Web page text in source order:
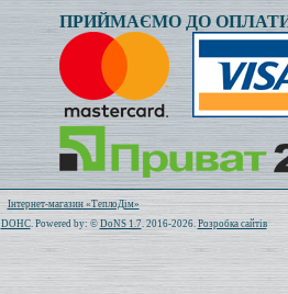
ПРИЙМАЄМО ДО
Всього: 1021331 Сьогодні: 441
Інтернет-магазин «ТеплоДім»
DOHC. Powered by: © DoNS 1.7. 2016-2026. Розробка сайтів